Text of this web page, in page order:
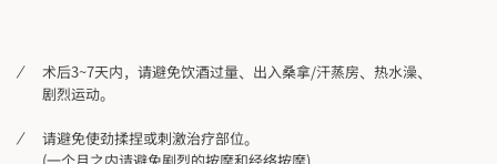
术后3~7天内，请避免饮酒过量、出入桑拿/汗蒸房、热水澡、
剧烈运动。
请避免使劲揉捏或刺激治疗部位。